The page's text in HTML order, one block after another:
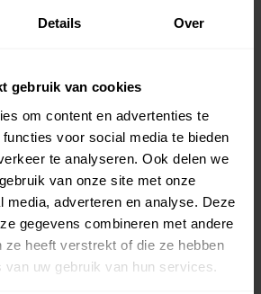
Details Over
gebruik van cookies
om content en advertenties te
voor social media te bieden
te analyseren. Ook delen we
van onze site met onze
media, adverteren en analyse. Deze
gegevens combineren met andere
ze heeft verstrekt of die ze hebben
uw gebruik van hun services.
verkochte woningen (koopsom
een postcodegebied. Dit